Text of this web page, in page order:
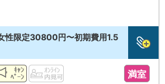
性限定30800円〜初期費用1.5
満室